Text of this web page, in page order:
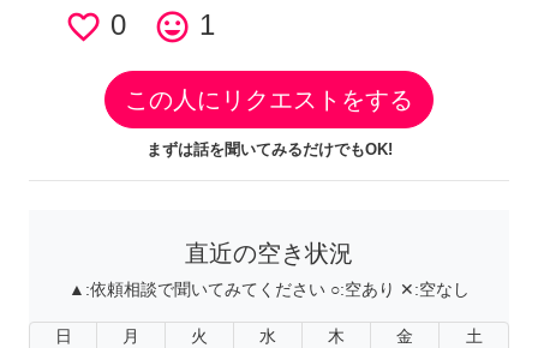
favorite_border 0 tag_faces 1
この人にリクエストをする
まずは話を聞いてみるだけでもOK!
直近の空き状況
▲:依頼相談で聞いてみてください ○:空あり ✕:空なし
日 月 火 水 木 金 土